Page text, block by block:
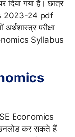
दिया गया है। छात्र
2023-24 pdf
परीक्षा
Syllabus
Economics
कर सकते हैं।